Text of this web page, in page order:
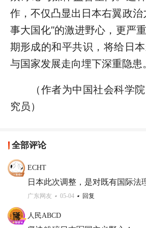
作，不仅凸显出日本右翼政治
事大国化”的激进野心，更严
期形成的和平共识，将给日
与国家发展走向埋下深重隐患。
（作者为中国社会科学院
究员）
全部评论
ECHT
日本此次调整，是对既有国际法
广东网友 05-04 回复
人民ABCD